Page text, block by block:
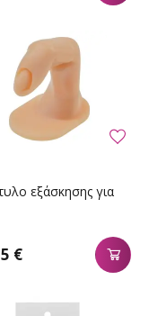
εξάσκησης για
€